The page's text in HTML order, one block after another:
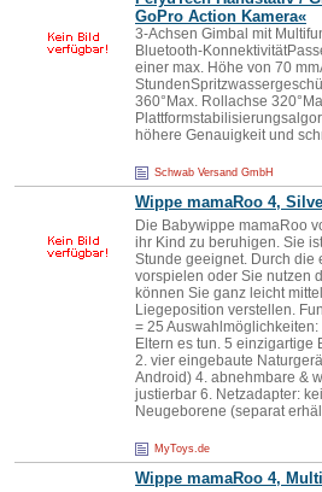
GoPro Action Kamera«
3-Achsen Gimbal mit
Bluetooth-
einer max. Höhe von 70
360°Max. Rollachse
höhere Genauigkeit und
Schwab Versand GmbH
Wippe mamaRoo 4,
Die Babywippe mamaRoo
ihr Kind zu beruhigen. Sie
Stunde geeignet. Durch die
vorspielen oder Sie nutzen
können Sie ganz leicht
Liegeposition verstellen.
= 25
Eltern es tun. 5 einzigartige
2. vier eingebaute
Android) 4. abnehmbare &
justierbar 6. Netzadapter:
Neugeborene (separat
MyToys.de
Wippe mamaRoo 4, Multi